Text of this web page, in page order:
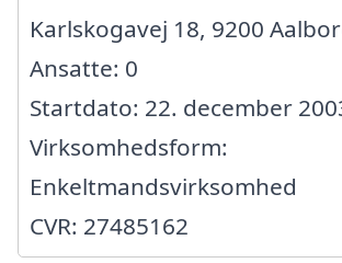
Karlskogavej 18, 9200
Ansatte: 0
Startdato: 22. december
Virksomhedsform:
Enkeltmandsvirksomhed
CVR: 27485162